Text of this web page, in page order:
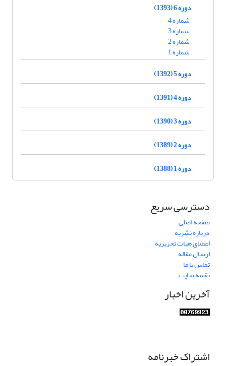
دوره 6 (1393)
شماره 4
شماره 3
شماره 2
شماره 1
دوره 5 (1392)
دوره 4 (1391)
دوره 3 (1390)
دوره 2 (1389)
دوره 1 (1388)
دسترسی سریع
صفحه اصلی
درباره نشریه
اعضای هیات تحریریه
ارسال مقاله
تماس با ما
نقشه سایت
آخرین اخبار
اشتراک خبرنامه